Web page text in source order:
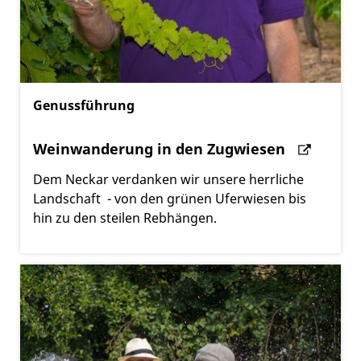
Genussführung
Weinwanderung in den Zugwiesen
Dem Neckar verdanken wir unsere herrliche
Landschaft - von den grünen Uferwiesen bis
hin zu den steilen Rebhängen.